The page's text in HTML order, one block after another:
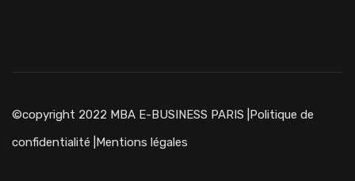
©copyright 2022 MBA E-BUSINESS PARIS | Politique de
confidentialité Mentions légales